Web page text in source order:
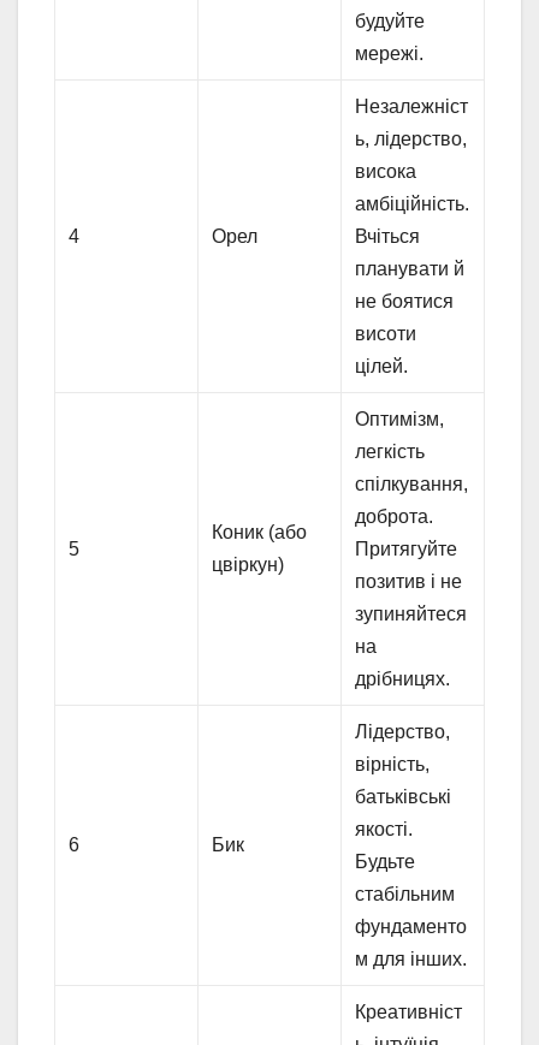
будуйте
мережі.
4 Орел
Незалежніст
ь, лідерство,
висока
амбіційність.
Вчіться
планувати й
не боятися
висоти
цілей.
5
Коник (або
цвіркун)
Оптимізм,
легкість
спілкування,
доброта.
Притягуйте
позитив і не
зупиняйтеся
на
дрібницях.
6 Бик
Лідерство,
вірність,
батьківські
якості.
Будьте
стабільним
фундаменто
м для інших.
Креативніст